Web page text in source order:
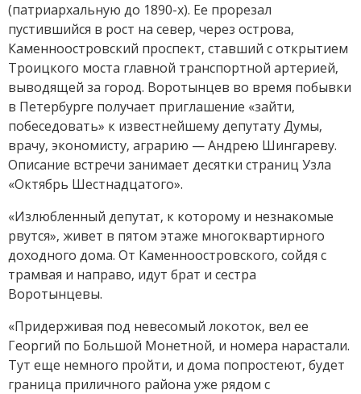
(патриархальную до 1890-х). Ее прорезал
пустившийся в рост на север, через острова,
Каменноостровский проспект, ставший с открытием
Троицкого моста главной транспортной артерией,
выводящей за город. Воротынцев во время побывки
в Петербурге получает приглашение «зайти,
побеседовать» к известнейшему депутату Думы,
врачу, экономисту, аграрию — Андрею Шингареву.
Описание встречи занимает десятки страниц Узла
«Октябрь Шестнадцатого».
«Излюбленный депутат, к которому и незнакомые
рвутся», живет в пятом этаже многоквартирного
доходного дома. От Каменноостровского, сойдя с
трамвая и направо, идут брат и сестра
Воротынцевы.
«Придерживая под невесомый локоток, вел ее
Георгий по Большой Монетной, и номера нарастали.
Тут еще немного пройти, и дома попростеют, будет
граница приличного района уже рядом с